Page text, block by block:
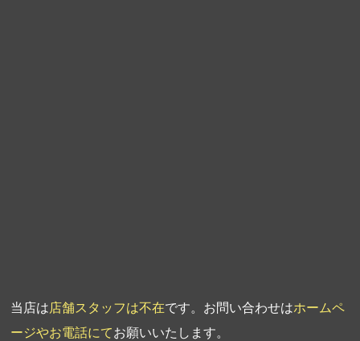
当店は店舗スタッフは不在です。お問い合わせはホームペ
ージやお電話にてお願いいたします。